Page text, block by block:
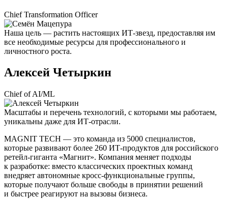
Chief Transformation Officer
Наша цель — растить настоящих ИТ-звезд, предоставляя им
все необходимые ресурсы для профессионального и
личностного роста.
Алексей Четыркин
Chief of AI/ML
Масштабы и перечень технологий, с которыми мы работаем,
уникальны даже для ИТ-отрасли.
MAGNIT TECH — это команда из 5000 специалистов,
которые развивают более 260 ИТ-продуктов для российского
ретейл-гиганта «Магнит». Компания меняет подходы
к разработке: вместо классических проектных команд
внедряет автономные кросс-функциональные группы,
которые получают больше свободы в принятии решений
и быстрее реагируют на вызовы бизнеса.